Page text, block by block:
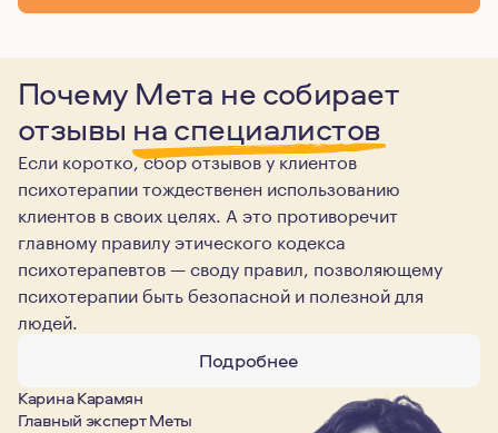
Почему Мета не собирает
отзывы на специалистов
Если коротко, сбор отзывов у клиентов
психотерапии тождественен использованию
клиентов в своих целях. А это противоречит
главному правилу этического кодекса
психотерапевтов — своду правил, позволяющему
психотерапии быть безопасной и полезной для
людей.
Подробнее
Карина Карамян
Главный эксперт Меты